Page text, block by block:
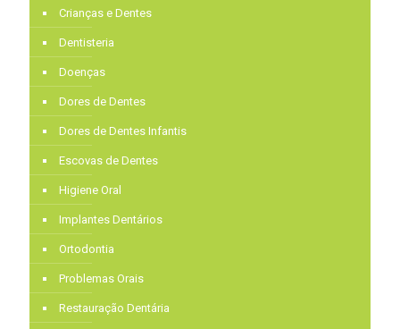
Crianças e Dentes
Dentisteria
Doenças
Dores de Dentes
Dores de Dentes Infantis
Escovas de Dentes
Higiene Oral
Implantes Dentários
Ortodontia
Problemas Orais
Restauração Dentária